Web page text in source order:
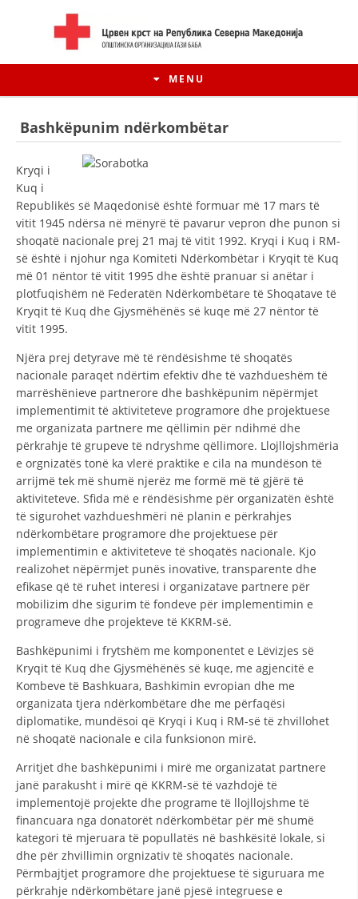
MENU
HISTORIA E LËVIZJES
STRUKTURA E ORGANIZATËS
KONTAKT INFORMACIONE
ANËTARËSIMI NË STRUKTURAT PROFESIONALE
LIGJI I KRYQIT TË KUQ
STATUTI I KRYQIT TË KUQ
ORGANIZIMI DHE ZHVILLIMI
BORDI DREJTUES
STRUKTURA DHE STRUKTURA ORGANIZATIVE
DISEMINIMI
DREJTA NDERKOMBETARE HUMANITARE
PROMOVIMI I VLERAVE HUMANE
PËRDORIMIN DHE MBROJTJEN E STEMËS
SOCIALO-HUMANITARE
SI TË JEPNI DONACIONE
Bashkëpunim ndërkombëtar
Kryqi i
Kuq i
Republikës së Maqedonisë është formuar më 17 mars të
vitit 1945 ndërsa në mënyrë të pavarur vepron dhe punon si
shoqatë nacionale prej 21 maj të vitit 1992. Kryqi i Kuq i RM-
së është i njohur nga Komiteti Ndërkombëtar i Kryqit të Kuq
më 01 nëntor të vitit 1995 dhe është pranuar si anëtar i
plotfuqishëm në Federatën Ndërkombëtare të Shoqatave të
Kryqit të Kuq dhe Gjysmëhënës së kuqe më 27 nëntor të
vitit 1995.
Njëra prej detyrave më të rëndësishme të shoqatës
nacionale paraqet ndërtim efektiv dhe të vazhdueshëm të
marrëshënieve partnerore dhe bashkëpunim nëpërmjet
implementimit të aktiviteteve programore dhe projektuese
me organizata partnere me qëllimin për ndihmë dhe
përkrahje të grupeve të ndryshme qëllimore. Llojllojshmëria
e orgnizatës tonë ka vlerë praktike e cila na mundëson të
arrijmë tek më shumë njerëz me formë më të gjërë të
aktiviteteve. Sfida më e rëndësishme për organizatën është
të sigurohet vazhdueshmëri në planin e përkrahjes
ndërkombëtare programore dhe projektuese për
implementimin e aktiviteteve të shoqatës nacionale. Kjo
realizohet nëpërmjet punës inovative, transparente dhe
efikase që të ruhet interesi i organizatave partnere për
mobilizim dhe sigurim të fondeve për implementimin e
programeve dhe projekteve të KKRM-së.
Bashkëpunimi i frytshëm me komponentet e Lëvizjes së
Kryqit të Kuq dhe Gjysmëhënës së kuqe, me agjencitë e
Kombeve të Bashkuara, Bashkimin evropian dhe me
organizata tjera ndërkombëtare dhe me përfaqësi
diplomatike, mundësoi që Kryqi i Kuq i RM-së të zhvillohet
në shoqatë nacionale e cila funksionon mirë.
Arritjet dhe bashkëpunimi i mirë me organizatat partnere
janë parakusht i mirë që KKRM-së të vazhdojë të
implementojë projekte dhe programe të llojllojshme të
financuara nga donatorët ndërkombëtar për më shumë
kategori të mjeruara të popullatës në bashkësitë lokale, si
dhe për zhvillimin orgnizativ të shoqatës nacionale.
Përmbajtjet programore dhe projektuese të siguruara me
përkrahje ndërkombëtare janë pjesë integruese e